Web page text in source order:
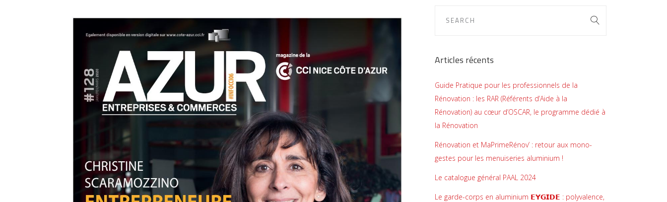
Articles récents
Guide Pratique pour les professionnels de la
Rénovation : les RAR (Référents d’Aide à la
Rénovation) au cœur d’OSCAR, le programme dédié à
la Rénovation
Rénovation et MaPrimeRénov’ : retour aux mono-
gestes pour les menuiseries aluminium !
Le catalogue général PAAL 2024
Le garde-corps en aluminium 𝗘𝗬𝗚𝗜𝗗𝗘 : polyvalence,